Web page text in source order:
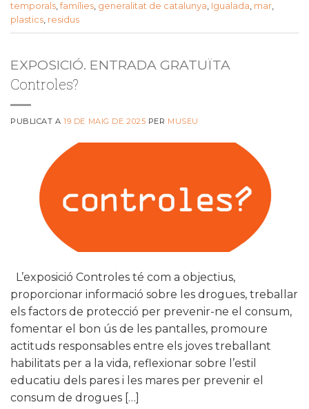
temporals, famílies, generalitat de catalunya, Igualada, mar,
plastics, residus
EXPOSICIÓ. ENTRADA GRATUÏTA
Controles?
PUBLICAT A19 DE MAIG DE 2025 PER MUSEU
L’exposició Controles té com a objectius,
proporcionar informació sobre les drogues, treballar
els factors de protecció per prevenir-ne el consum,
fomentar el bon ús de les pantalles, promoure
actituds responsables entre els joves treballant
habilitats per a la vida, reflexionar sobre l’estil
educatiu dels pares i les mares per prevenir el
consum de drogues […]